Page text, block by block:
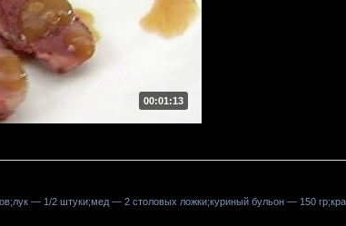
00:01:13
— 1/2 штуки;мед — 2 столовых ложки;куриный бульон — 150